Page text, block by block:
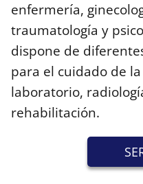
enfermería,
traumatología y
dispone de
para el cuidado de
laboratorio,
rehabilitación.